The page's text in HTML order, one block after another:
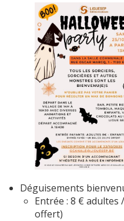
Déguisements
Entrée : 8 €
offert)